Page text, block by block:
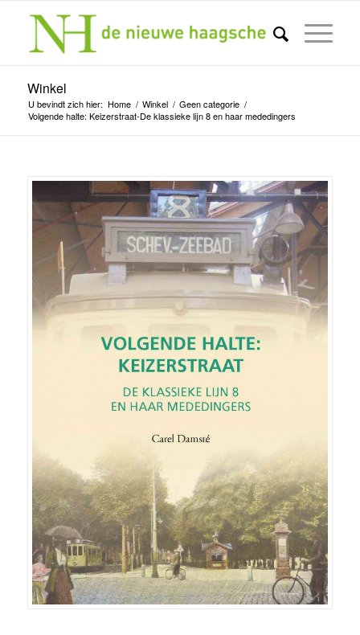
Winkel
U bevindt zich hier: Home / Winkel / Geen categorie /
Volgende halte: Keizerstraat-De klassieke lijn 8 en haar mededingers